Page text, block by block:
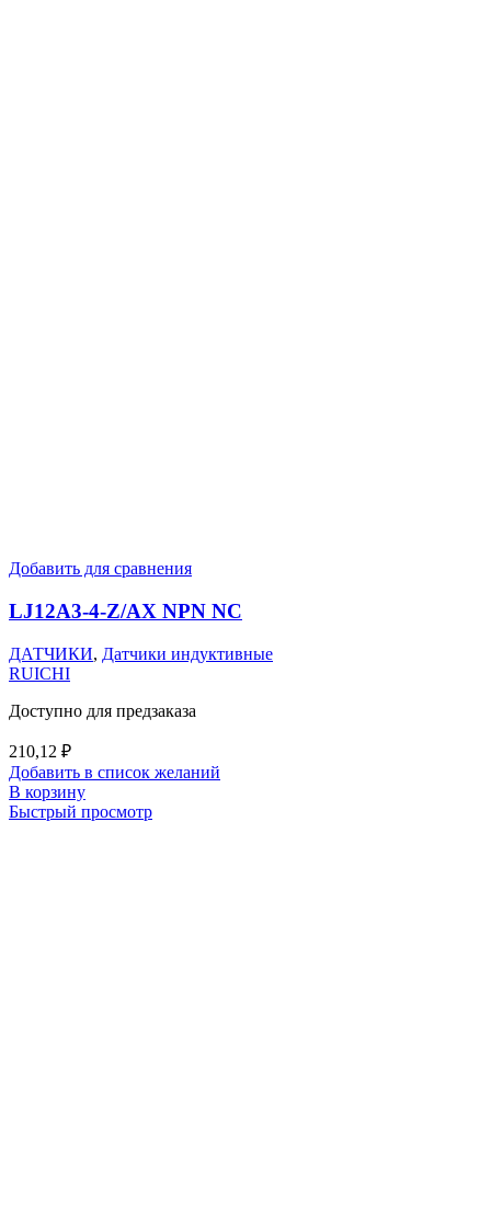
Добавить для сравнения
LJ12A3-4-Z/AX NPN NC
ДАТЧИКИ, Датчики индуктивные
RUICHI
Доступно для предзаказа
210,12 ₽
Добавить в список желаний
В корзину
Быстрый просмотр